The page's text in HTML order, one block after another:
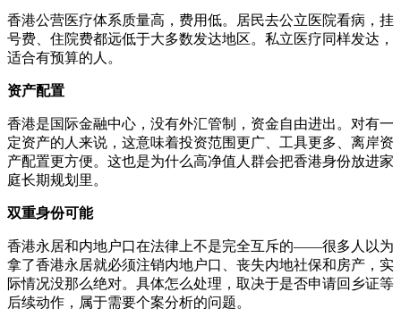
香港公营医疗体系质量高，费用低。居民去公立医院看病，挂
号费、住院费都远低于大多数发达地区。私立医疗同样发达，
适合有预算的人。
资产配置
香港是国际金融中心，没有外汇管制，资金自由进出。对有一
定资产的人来说，这意味着投资范围更广、工具更多、离岸资
产配置更方便。这也是为什么高净值人群会把香港身份放进家
庭长期规划里。
双重身份可能
香港永居和内地户口在法律上不是完全互斥的——很多人以为
拿了香港永居就必须注销内地户口、丧失内地社保和房产，实
际情况没那么绝对。具体怎么处理，取决于是否申请回乡证等
后续动作，属于需要个案分析的问题。